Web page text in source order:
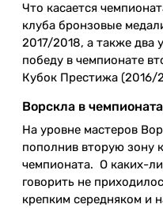
Что касается
клуба бронзовые
2017/2018, а также два
победу в чемпионате
Кубок Престижа (2016/
Ворскла в
На уровне мастеров
пополнив вторую зону
чемпионата. О каких-
говорить не
крепким середняком и